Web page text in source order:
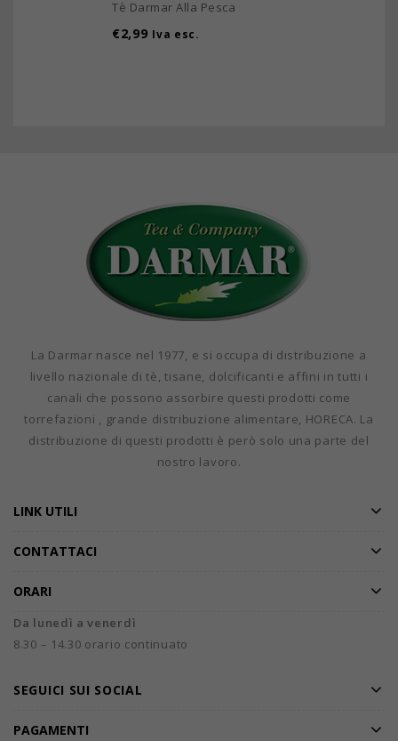
Tè Darmar Alla Pesca
€2,99 Iva esc.
La Darmar nasce nel 1977, e si occupa di distribuzione a
livello nazionale di tè, tisane, dolcificanti e affini in tutti i
canali che possono assorbire questi prodotti come
torrefazioni , grande distribuzione alimentare, HORECA. La
distribuzione di questi prodotti è però solo una parte del
nostro lavoro.
LINK UTILI
CONTATTACI
ORARI
Da lunedì a venerdì
8.30 – 14.30 orario continuato
SEGUICI SUI SOCIAL
PAGAMENTI